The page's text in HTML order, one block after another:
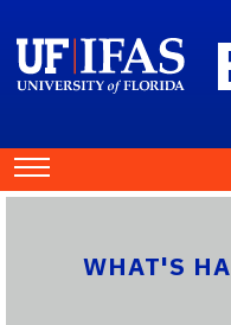
WHAT'S